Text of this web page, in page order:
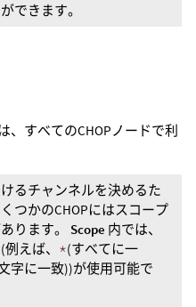
できます。
、すべてのCHOPノードで利
るチャンネルを決めるた
つかのCHOPにはスコープ
ります。 Scope 内では、
えば、 *(すべてに一
字に一致))が使用可能で